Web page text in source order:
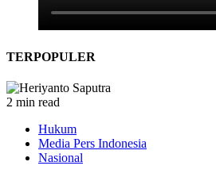
TERPOPULER
2 min read
Hukum
Media Pers Indonesia
Nasional